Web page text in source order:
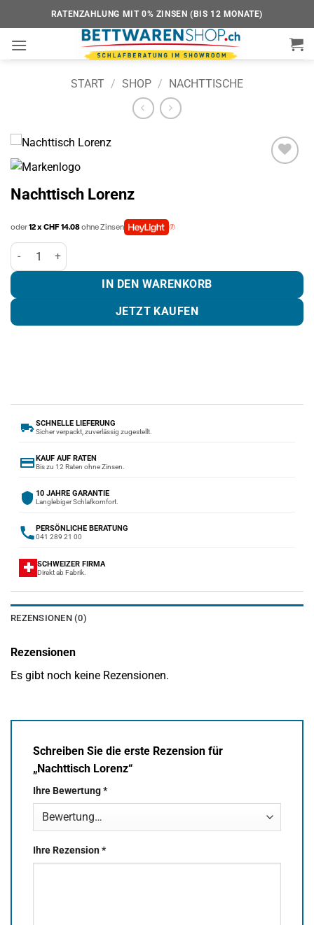
Inhalt
springen
RATENZAHLUNG MIT 0% ZINSEN (BIS 12 MONATE)
START / SHOP / NACHTTISCHE
Nachttisch Lorenz
oder12 x CHF 14.08ohne Zinsen
Nachttisch Lorenz Menge
IN DEN WARENKORB
JETZT KAUFEN
SCHNELLE LIEFERUNG
Sicher verpackt, zuverlässig zugestellt.
KAUF AUF RATEN
Bis zu 12 Raten ohne Zinsen.
10 JAHRE GARANTIE
Langlebiger Schlafkomfort.
PERSÖNLICHE BERATUNG
041 289 21 00
✚ SCHWEIZER FIRMA
Direkt ab Fabrik.
REZENSIONEN (0)
Rezensionen
Es gibt noch keine Rezensionen.
Schreiben Sie die erste Rezension für
„Nachttisch Lorenz“
Ihre Bewertung*
Ihre Rezension*